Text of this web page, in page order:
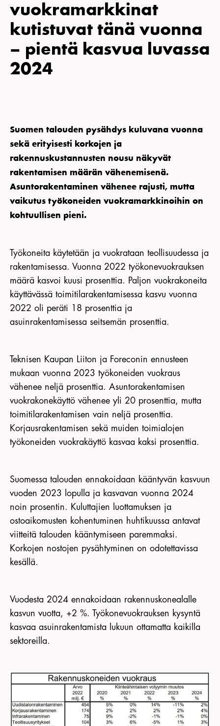
vuokramarkkinat
kutistuvat tänä vuonna
– pientä kasvua luvassa
2024
Suomen talouden pysähdys kuluvana vuonna
sekä erityisesti korkojen ja
rakennuskustannusten nousu näkyvät
rakentamisen määrän vähenemisenä.
Asuntorakentaminen vähenee rajusti, mutta
vaikutus työkoneiden vuokramarkkinoihin on
kohtuullisen pieni.
Työkoneita käytetään ja vuokrataan teollisuudessa ja
rakentamisessa. Vuonna 2022 työkonevuokrauksen
määrä kasvoi kuusi prosenttia. Paljon vuokrakoneita
käyttävässä toimitilarakentamisessa kasvu vuonna
2022 oli peräti 18 prosenttia ja
asuinrakentamisessa seitsemän prosenttia.
Teknisen Kaupan Liiton ja Foreconin ennusteen
mukaan vuonna 2023 työkoneiden vuokraus
vähenee neljä prosenttia. Asuntorakentamisen
vuokrakonekäyttö vähenee yli 20 prosenttia, mutta
toimitilarakentamisen vain neljä prosenttia.
Korjausrakentamisen sekä muiden toimialojen
työkoneiden vuokrakäyttö kasvaa kaksi prosenttia.
Suomessa talouden ennakoidaan kääntyvän kasvuun
vuoden 2023 lopulla ja kasvavan vuonna 2024
noin prosentin. Kuluttajien luottamuksen ja
ostoaikomusten kohentuminen huhtikuussa antavat
viitteitä talouden kääntymiseen paremmaksi.
Korkojen nostojen pysähtyminen on odotettavissa
kesällä.
Vuodesta 2024 ennakoidaan rakennuskonealalle
kasvun vuotta, +2 %. Työkonevuokrauksen kysyntä
kasvaa asuinrakentamista lukuun ottamatta kaikilla
sektoreilla.